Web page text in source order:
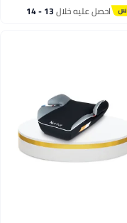
احصل عليه خلال 13 - 14